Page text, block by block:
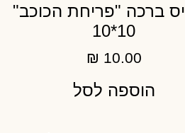
ברכה "פריחת הכוכב"
10*10
₪ 10.00
הוספה לסל